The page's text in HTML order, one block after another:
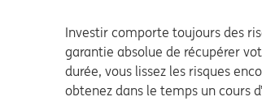
Investir comporte toujours des
garantie absolue de récupérer
durée, vous lissez les risques
obtenez dans le temps un cours